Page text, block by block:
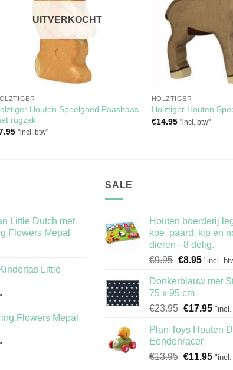
UITVERKOCHT
Houten Speelgoed Paashaas
rugzak
"incl. btw"
HOLZTIGER
Holztiger Houten
€14.95 "incl. btw"
Little Dutch met
Flowers Mepal
Little
Flowers Mepal
SALE
Houten boerderij
koe, paard, kip en
dieren - 8 delig.
€9.95
was:
€9.95.
€8.95
is:
"incl.
Donkerblauw met
75 x 95 cm
€23.95
was:
€23.95.
€17.95
is:
"incl.
Plan Toys Houten
Eendenracer
€13.95 €11.95 "incl.